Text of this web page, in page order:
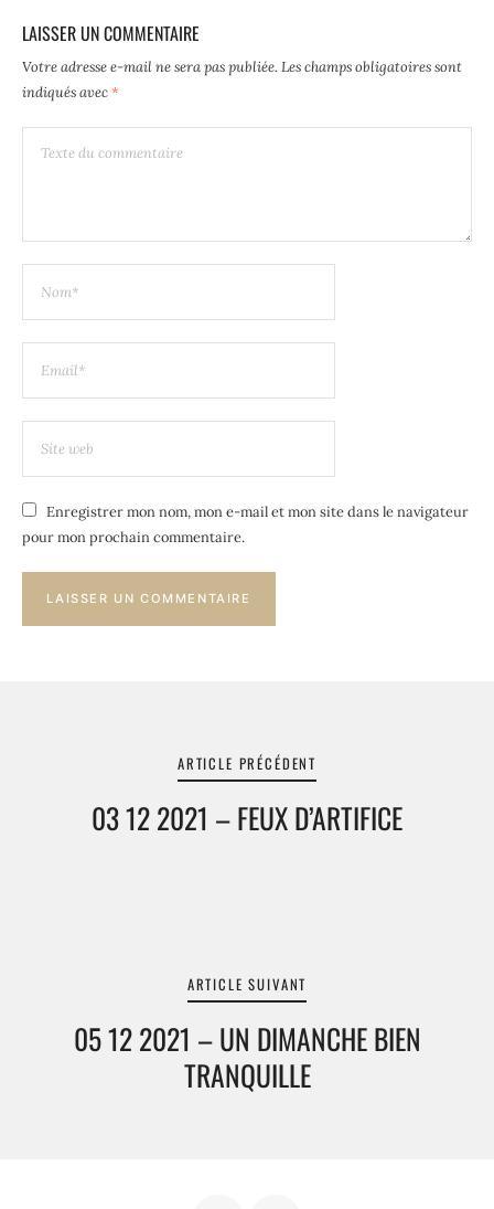
LAISSER UN COMMENTAIRE
Votre adresse e-mail ne sera pas publiée. Les champs obligatoires sont
indiqués avec *
Enregistrer mon nom, mon e-mail et mon site dans le navigateur
pour mon prochain commentaire.
ARTICLE PRÉCÉDENT
03 12 2021 – FEUX D’ARTIFICE
ARTICLE SUIVANT
05 12 2021 – UN DIMANCHE BIEN
TRANQUILLE